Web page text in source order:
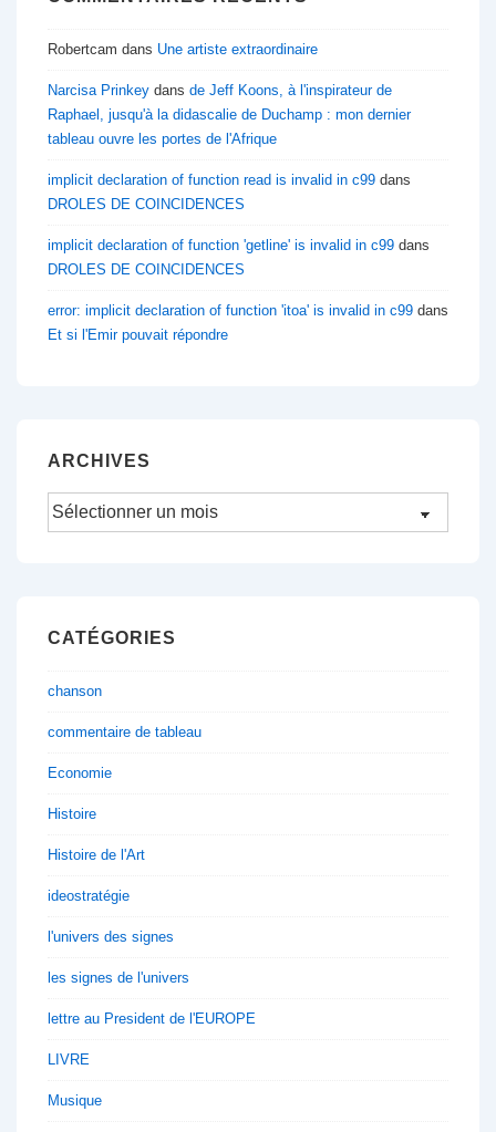
Robertcam dans Une artiste extraordinaire
Narcisa Prinkey dans de Jeff Koons, à l'inspirateur de
Raphael, jusqu'à la didascalie de Duchamp : mon dernier
tableau ouvre les portes de l'Afrique
implicit declaration of function read is invalid in c99 dans
DROLES DE COINCIDENCES
implicit declaration of function 'getline' is invalid in c99 dans
DROLES DE COINCIDENCES
error: implicit declaration of function 'itoa' is invalid in c99 dans
Et si l'Emir pouvait répondre
ARCHIVES
Archives
CATÉGORIES
chanson
commentaire de tableau
Economie
Histoire
Histoire de l'Art
ideostratégie
l'univers des signes
les signes de l'univers
lettre au President de l'EUROPE
LIVRE
Musique